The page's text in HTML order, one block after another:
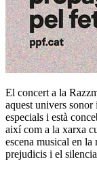
El concert a la
aquest univers
especials i està
així com a la xarxa
escena musical en la
prejudicis i el